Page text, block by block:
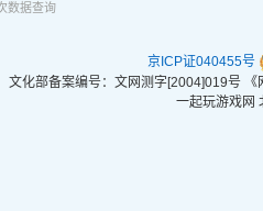
数据查询
京ICP证040455号
文化部备案编号：文网测字[2004]019号
一起玩游戏网